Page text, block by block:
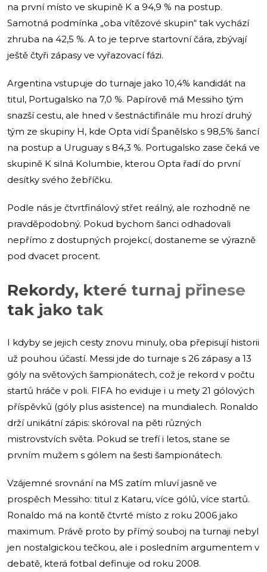
na první místo ve skupině K a 94,9 % na postup.
Samotná podmínka „oba vítězové skupin“ tak vychází
zhruba na 42,5 %. A to je teprve startovní čára, zbývají
ještě čtyři zápasy ve vyřazovací fázi.
Argentina vstupuje do turnaje jako 10,4% kandidát na
titul, Portugalsko na 7,0 %. Papírově má Messiho tým
snazší cestu, ale hned v šestnáctifinále mu hrozí druhý
tým ze skupiny H, kde Opta vidí Španělsko s 98,5% šancí
na postup a Uruguay s 84,3 %. Portugalsko zase čeká ve
skupině K silná Kolumbie, kterou Opta řadí do první
desítky svého žebříčku.
Podle nás je čtvrtfinálový střet reálný, ale rozhodně ne
pravděpodobný. Pokud bychom šanci odhadovali
nepřímo z dostupných projekcí, dostaneme se výrazně
pod dvacet procent.
Rekordy, které turnaj přinese
tak jako tak
I kdyby se jejich cesty znovu minuly, oba přepisují historii
už pouhou účastí. Messi jde do turnaje s 26 zápasy a 13
góly na světových šampionátech, což je rekord v počtu
startů hráče v poli. FIFA ho eviduje i u mety 21 gólových
příspěvků (góly plus asistence) na mundialech. Ronaldo
drží unikátní zápis: skóroval na pěti různých
mistrovstvích světa. Pokud se trefí i letos, stane se
prvním mužem s gólem na šesti šampionátech.
Vzájemné srovnání na MS zatím mluví jasně ve
prospěch Messiho: titul z Kataru, více gólů, více startů.
Ronaldo má na kontě čtvrté místo z roku 2006 jako
maximum. Právě proto by přímý souboj na turnaji nebyl
jen nostalgickou tečkou, ale i posledním argumentem v
debatě, která fotbal definuje od roku 2008.